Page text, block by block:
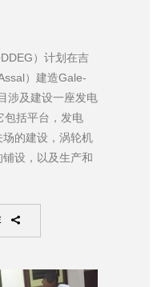
）计划在吉
）建造Gale-
涉及建设一座发电
包括平台，发电
的建设，涡轮机
设，以及生产和